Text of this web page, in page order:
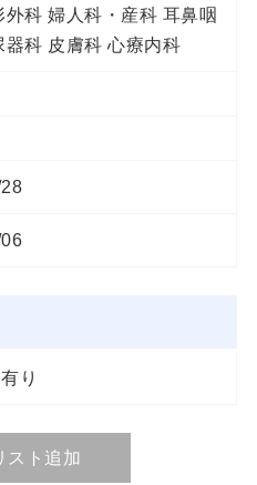
外科 婦人科・産科 耳鼻咽
器科 皮膚科 心療内科
り
スト追加